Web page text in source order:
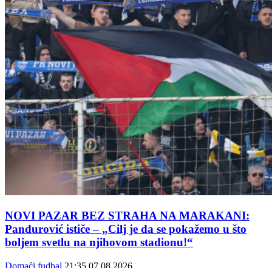
NOVI PAZAR BEZ STRAHA NA MARAKANI:
Pandurović ističe – „Cilj je da se pokažemo u što
boljem svetlu na njihovom stadionu!“
Domaći fudbal 21:35 07.08.2026.